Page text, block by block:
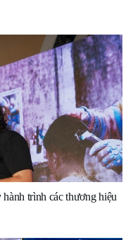
trình các thương hiệu